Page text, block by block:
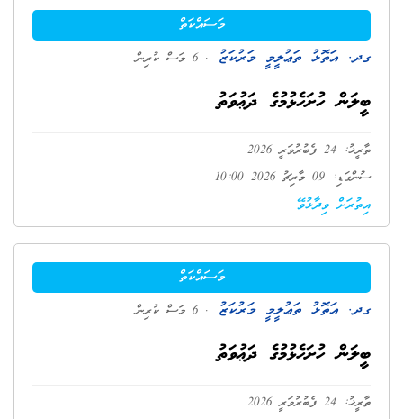
މަސައްކަތް
ގދ. އަތޮޅު ތަޢުލީމީ މަރުކަޒު . 6 މަސް ކުރިން
ބީލަން ހުށަހެޅުމުގެ ދަޢުވަތު
ތާރީޚު: 24 ފެބުރުވަރީ 2026
ސުންގަޑި: 09 މާރިޗު 2026 10:00
އިތުރަށް ވިދާޅުވޭ
މަސައްކަތް
ގދ. އަތޮޅު ތަޢުލީމީ މަރުކަޒު . 6 މަސް ކުރިން
ބީލަން ހުށަހެޅުމުގެ ދަޢުވަތު
ތާރީޚު: 24 ފެބުރުވަރީ 2026